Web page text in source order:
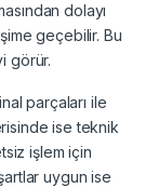
dolayı
geçebilir. Bu
görür.
parçaları ile
ise teknik
işlem için
uygun ise